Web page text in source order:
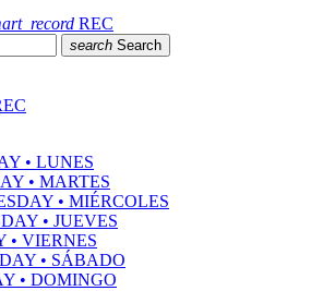
REC
search Search
• LUNES
• MARTES
• MIÉRCOLES
• JUEVES
• VIERNES
• SÁBADO
• DOMINGO